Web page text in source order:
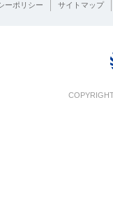
ーポリシー サイトマップ